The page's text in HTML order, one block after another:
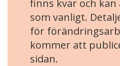
finns kvar och kan
som vanligt.
för
kommer att
sidan.